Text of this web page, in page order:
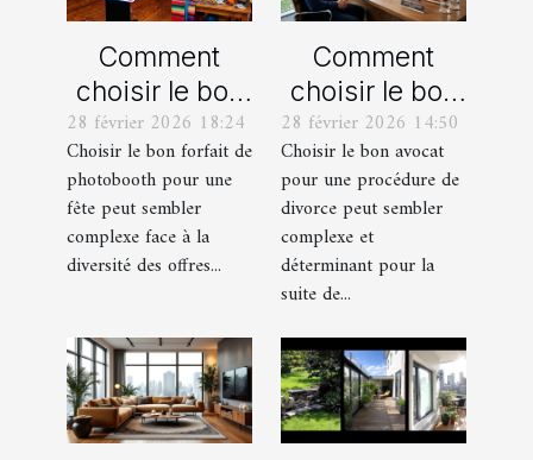
Comment
choisir le bon
forfait de
photobooth
pour votre fête
28 février 2026 18:24
Choisir le bon forfait de
photobooth pour une
fête peut sembler
complexe face à la
diversité des offres...
Comment
choisir le bon
avocat pour
votre
procédure de
divorce ?
28 février 2026 14:50
Choisir le bon avocat
pour une procédure de
divorce peut sembler
complexe et
déterminant pour la
suite de...